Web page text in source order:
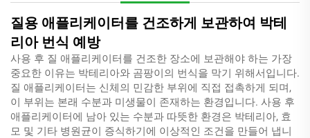
질용 애플리케이터를 건조하게 보관하여 박테
리아 번식 예방
사용 후 질 애플리케이터를 건조한 장소에 보관해야 하는 가장
중요한 이유는 박테리아와 곰팡이의 번식을 막기 위해서입니다.
질 애플리케이터는 신체의 민감한 부위에 직접 접촉하게 되며,
이 부위는 본래 수분과 미생물이 존재하는 환경입니다. 사용 후
애플리케이터에 남아 있는 수분과 따뜻한 환경은 박테리아, 효
모 및 기타 병원균이 증식하기에 이상적인 조건을 만들어 냅니